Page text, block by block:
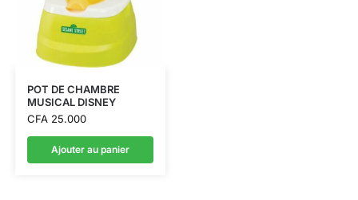
POT DE CHAMBRE
MUSICAL DISNEY
CFA25.000
Ajouter au panier